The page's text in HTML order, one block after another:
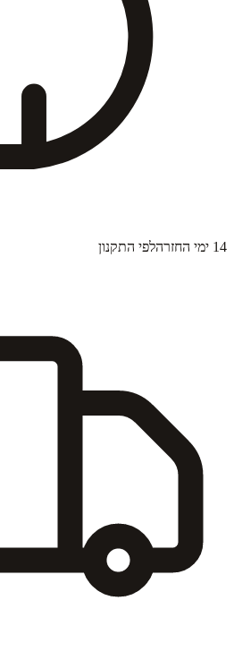
14 ימי החזרה לפי התקנון